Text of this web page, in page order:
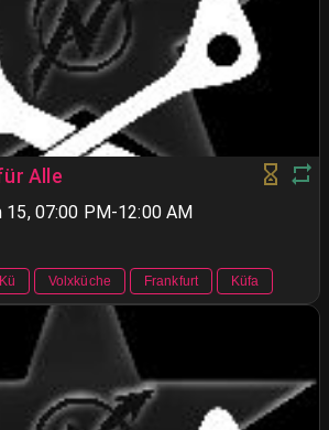
Alle
15, 07:00 PM-12:00 AM
Volxküche Frankfurt Küfa